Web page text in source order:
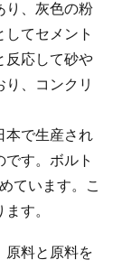
り、灰色の粉
てセメント
反応して砂や
、コンクリ
本で生産され
す。ボルト
ています。こ
す。
原料と原料を